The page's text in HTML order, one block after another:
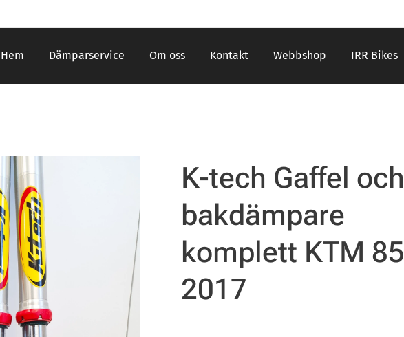
Hem Dämparservice Om oss Kontakt Webbshop IRR Bikes
K-tech Gaffel och
bakdämpare
komplett KTM 85
2017